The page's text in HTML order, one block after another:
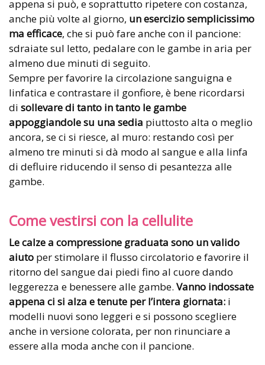
appena si può, e soprattutto ripetere con costanza,
anche più volte al giorno, un esercizio semplicissimo
ma efficace, che si può fare anche con il pancione:
sdraiate sul letto, pedalare con le gambe in aria per
almeno due minuti di seguito.
Sempre per favorire la circolazione sanguigna e
linfatica e contrastare il gonfiore, è bene ricordarsi
di sollevare di tanto in tanto le gambe
appoggiandole su una sedia piuttosto alta o meglio
ancora, se ci si riesce, al muro: restando così per
almeno tre minuti si dà modo al sangue e alla linfa
di defluire riducendo il senso di pesantezza alle
gambe.
Come vestirsi con la cellulite
Le calze a compressione graduata sono un valido
aiuto per stimolare il flusso circolatorio e favorire il
ritorno del sangue dai piedi fino al cuore dando
leggerezza e benessere alle gambe. Vanno indossate
appena ci si alza e tenute per l’intera giornata: i
modelli nuovi sono leggeri e si possono scegliere
anche in versione colorata, per non rinunciare a
essere alla moda anche con il pancione.